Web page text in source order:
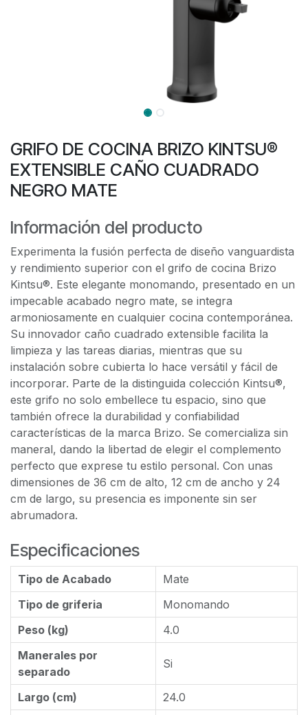
GRIFO DE COCINA BRIZO KINTSU®
EXTENSIBLE CAÑO CUADRADO
NEGRO MATE
Información del producto
Experimenta la fusión perfecta de diseño vanguardista
y rendimiento superior con el grifo de cocina Brizo
Kintsu®. Este elegante monomando, presentado en un
impecable acabado negro mate, se integra
armoniosamente en cualquier cocina contemporánea.
Su innovador caño cuadrado extensible facilita la
limpieza y las tareas diarias, mientras que su
instalación sobre cubierta lo hace versátil y fácil de
incorporar. Parte de la distinguida colección Kintsu®,
este grifo no solo embellece tu espacio, sino que
también ofrece la durabilidad y confiabilidad
características de la marca Brizo. Se comercializa sin
maneral, dando la libertad de elegir el complemento
perfecto que exprese tu estilo personal. Con unas
dimensiones de 36 cm de alto, 12 cm de ancho y 24
cm de largo, su presencia es imponente sin ser
abrumadora.
Especificaciones
Tipo de Acabado
Mate
Tipo de griferia
Monomando
Peso (kg)
4.0
Manerales por
separado
Si
Largo (cm)
24.0